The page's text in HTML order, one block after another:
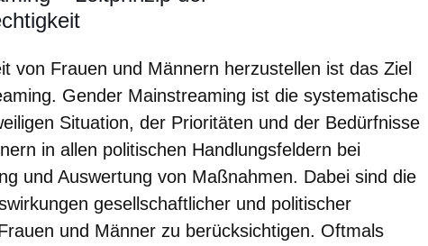
von Frauen und Männern herzustellen ist das Ziel
Gender Mainstreaming ist die systematische
Situation, der Prioritäten und der Bedürfnisse
in allen politischen Handlungsfeldern bei
und Auswertung von Maßnahmen. Dabei sind die
gesellschaftlicher und politischer
und Männer zu berücksichtigen. Oftmals